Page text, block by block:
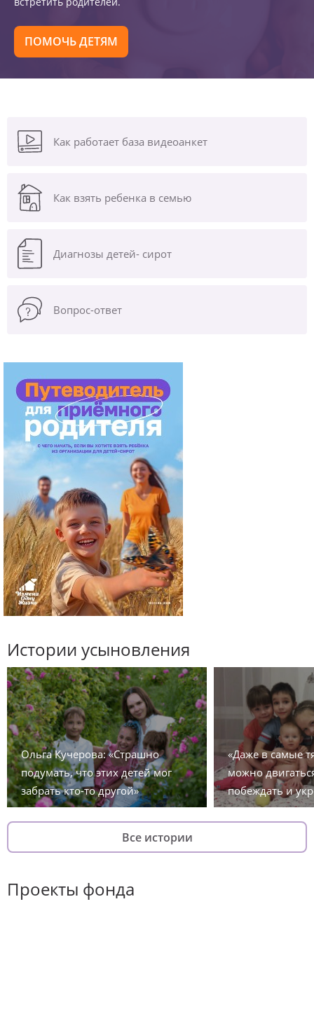
ПОМОЧЬ ДЕТЯМ
Как работает база видеоанкет
Как взять ребенка в семью
Диагнозы детей- сирот
Вопрос-ответ
Истории усыновления
Ольга Кучерова: «Страшно
подумать, что этих детей мог
забрать кто-то другой»
«Даже в самые
можно
побеждать и
Все истории
Проекты фонда